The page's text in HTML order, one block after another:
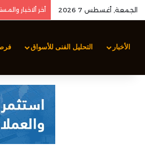
الجمعة, أغسطس 7 2026 أخر ألاخبار
الأخبار التحليل الفنى للأسواق